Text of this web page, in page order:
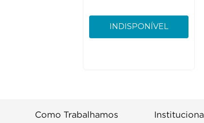
INDISPONÍVEL
Como Trabalhamos Institucional